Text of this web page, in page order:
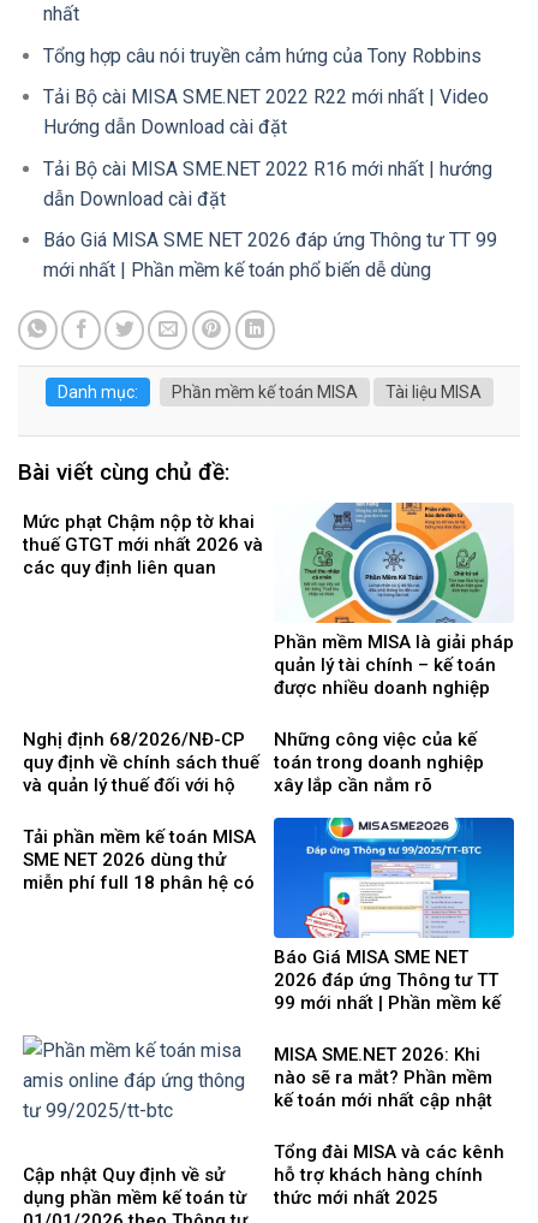
nhất
Tổng hợp câu nói truyền cảm hứng của Tony Robbins
Tải Bộ cài MISA SME.NET 2022 R22 mới nhất | Video
Hướng dẫn Download cài đặt
Tải Bộ cài MISA SME.NET 2022 R16 mới nhất | hướng
dẫn Download cài đặt
Báo Giá MISA SME NET 2026 đáp ứng Thông tư TT 99
mới nhất | Phần mềm kế toán phổ biến dễ dùng
Danh mục: Phần mềm kế toán MISA Tài liệu MISA
Bài viết cùng chủ đề:
Mức phạt Chậm nộp tờ khai
thuế GTGT mới nhất 2026 và
các quy định liên quan
Phần mềm MISA là giải pháp
quản lý tài chính – kế toán
được nhiều doanh nghiệp
Nghị định 68/2026/NĐ-CP
quy định về chính sách thuế
và quản lý thuế đối với hộ
doanh
Những công việc của kế
toán trong doanh nghiệp
xây lắp cần nắm rõ
Tải phần mềm kế toán MISA
SME NET 2026 dùng thử
miễn phí full 18 phân hệ có
Báo Giá MISA SME NET
2026 đáp ứng Thông tư TT
99 mới nhất | Phần mềm kế
Cập nhật Quy định về sử
dụng phần mềm kế toán từ
MISA SME.NET 2026: Khi
nào sẽ ra mắt? Phần mềm
kế toán mới nhất cập nhật
Tổng đài MISA và các kênh
hỗ trợ khách hàng chính
thức mới nhất 2025